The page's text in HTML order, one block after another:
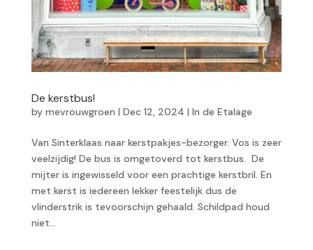
De kerstbus!
by mevrouwgroen | Dec 12, 2024 | In de Etalage
Van Sinterklaas naar kerstpakjes-bezorger. Vos is zeer
veelzijdig! De bus is omgetoverd tot kerstbus. De
mijter is ingewisseld voor een prachtige kerstbril. En
met kerst is iedereen lekker feestelijk dus de
vlinderstrik is tevoorschijn gehaald. Schildpad houd
niet...